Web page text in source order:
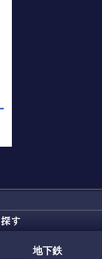
地下鉄